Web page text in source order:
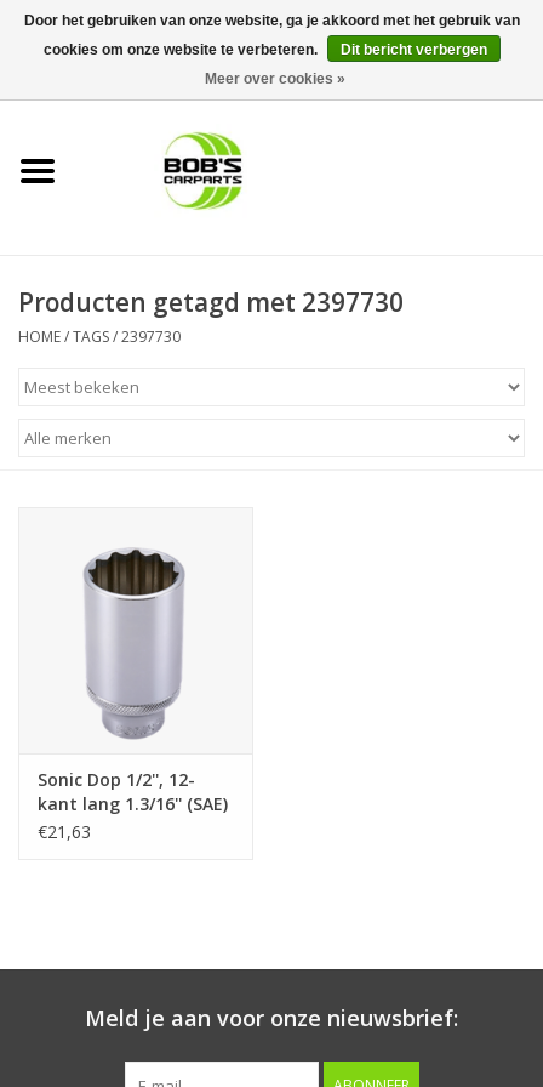
0 Artikelen - €0,00
KS TOOLS
Next Gereedschapswagens
Opbergsystemen
Starten & laden
Handgereedschap
Luchtgereedschap
Producten getagd met 2397730
HOME/TAGS/2397730
Sonic Dop 1/2'', 12-
kant lang 1.3/16'' (SAE)
€21,63
Meld je aan voor onze nieuwsbrief:
Door het gebruiken van onze website, ga je akkoord met het gebruik van
cookies om onze website te verbeteren.
Dit bericht verbergen
Meer over cookies »